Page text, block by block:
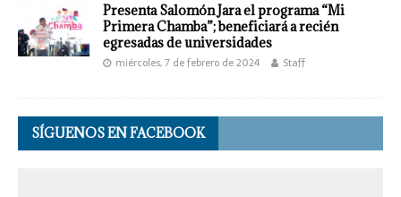
Presenta Salomón Jara el programa “Mi
Primera Chamba”; beneficiará a recién
egresadas de universidades
miércoles, 7 de febrero de 2024 Staff
SÍGUENOS EN FACEBOOK